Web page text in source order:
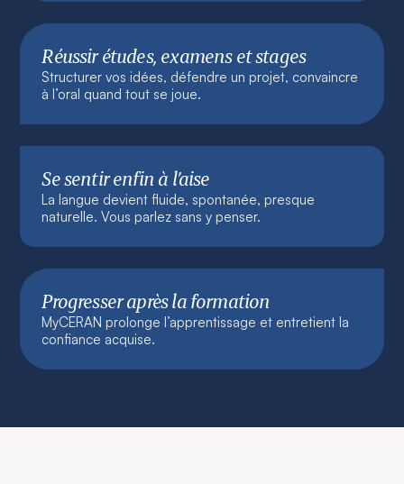
Réussir études, examens et stages
Structurer vos idées, défendre un projet, convaincre
à l’oral quand tout se joue.
Se sentir enfin à l’aise
La langue devient fluide, spontanée, presque
naturelle. Vous parlez sans y penser.
Progresser après la formation
MyCERAN prolonge l’apprentissage et entretient la
confiance acquise.